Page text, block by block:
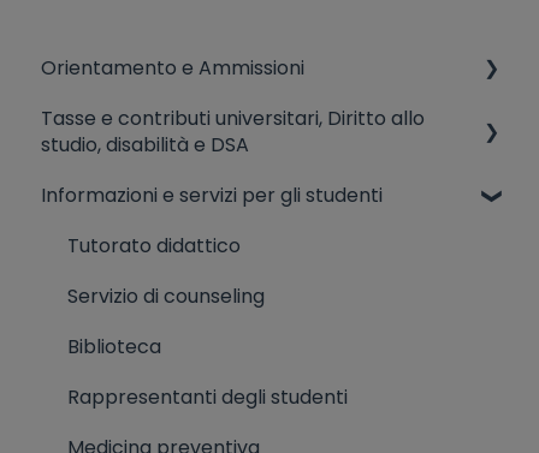
Orientamento e Ammissioni
AMMISSIONI (CdL, Corsi singoli)
crediti in ingresso, trasferimenti
Eventi di orientamento
Simulatore test di ammissione
Corsi preparazione test di ammissione
Informazioni varie ingresso
Tasse e contributi universitari, Diritto allo
studio, disabilità e DSA
Disabilità e dsa
Diritto allo studio
Tasse universitarie
Informazioni e servizi per gli studenti
Tutorato didattico
Servizio di counseling
Biblioteca
Rappresentanti degli studenti